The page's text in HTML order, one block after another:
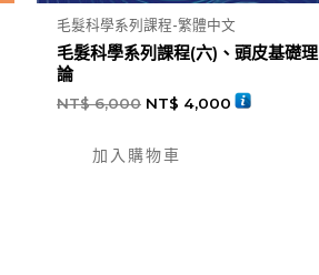
毛髮科學系列課程-繁體中文
毛髮科學系列課程(六)、頭皮基礎理
論
NT$6,000 NT$ 4,000
加入購物車